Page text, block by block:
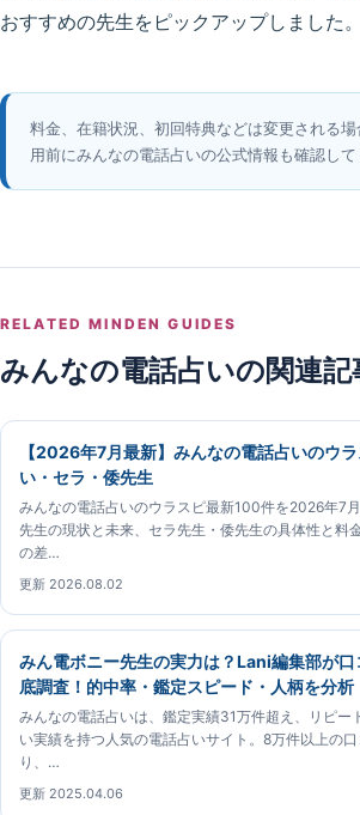
おすすめの先生をピックアップしました。
料金、在籍状況、初回特典などは変更される
用前にみんなの電話占いの公式情報も確認して
RELATED MINDEN GUIDES
みんなの電話占いの関連記
【2026年7月最新】みんなの電話占いのウ
い・セラ・倭先生
みんなの電話占いのウラスピ最新100件を2026年7
先生の現状と未来、セラ先生・倭先生の具体性と料
の差…
更新 2026.08.02
みん電ボニー先生の実力は？Lani編集部が
底調査！的中率・鑑定スピード・人柄を分析
みんなの電話占いは、鑑定実績31万件超え、リピー
い実績を持つ人気の電話占いサイト。8万件以上の
り、…
更新 2025.04.06